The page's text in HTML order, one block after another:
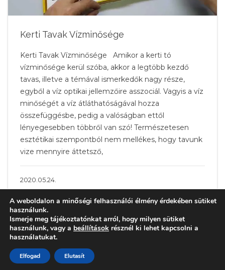
Kerti Tavak Vízminősége
Kerti Tavak Vízminősége Amikor a kerti tó
vízminősége kerül szóba, akkor a legtöbb kezdő
tavas, illetve a témával ismerkedők nagy része,
egyből a víz optikai jellemzőire asszociál. Vagyis a víz
minőségét a víz átláthatóságával hozza
összefüggésbe, pedig a valóságban ettől
lényegesebben többről van szó! Természetesen
esztétikai szempontból nem mellékes, hogy tavunk
vize mennyire áttetsző,
2020.05.24.
A weboldalon a minőségi felhasználói élmény érdekében sütiket
használunk.
Ismerje meg tájékoztatónkat arról, hogy milyen sütiket
használunk, vagy a beállítások résznél ki lehet kapcsolni a
használatukat.
Elfogad Elutasít